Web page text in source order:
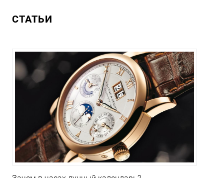
СТАТЬИ